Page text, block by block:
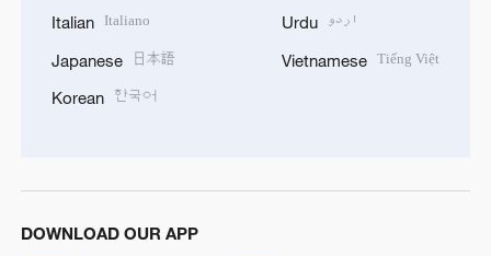
Italian Italiano
Japanese 日本語
Korean 한국어
Urdu اردو
Vietnamese Tiếng Việt
DOWNLOAD OUR APP